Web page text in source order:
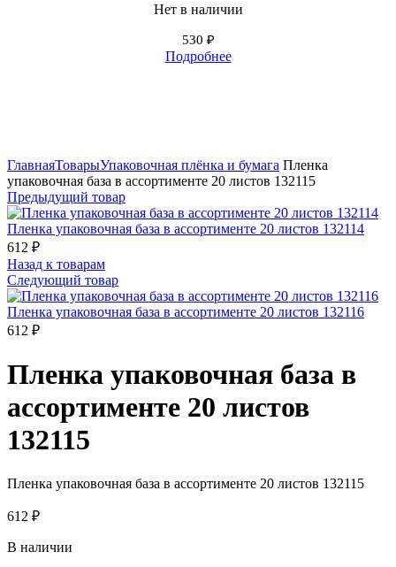
Нет в наличии
530 ₽
Подробнее
ГлавнаяТоварыУпаковочная плёнка и бумага Пленка
упаковочная база в ассортименте 20 листов 132115
Предыдущий товар
Пленка упаковочная база в ассортименте 20 листов 132114
612 ₽
Назад к товарам
Следующий товар
Пленка упаковочная база в ассортименте 20 листов 132116
612 ₽
Пленка упаковочная база в
ассортименте 20 листов
132115
Пленка упаковочная база в ассортименте 20 листов 132115
612 ₽
В наличии